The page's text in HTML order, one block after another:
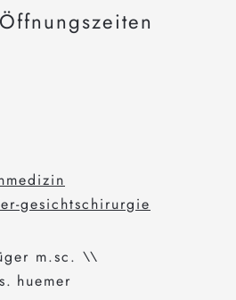
gesichtschirurgie
m.sc. \\
huemer